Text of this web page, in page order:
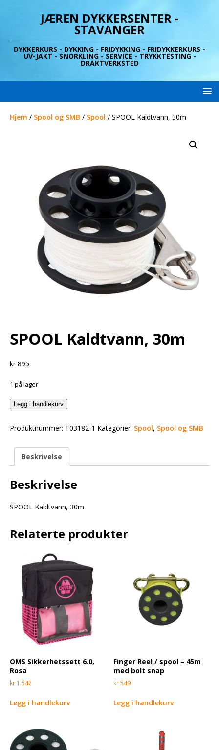
JÆREN DYKKERSENTER -
STAVANGER
DYKKERKURS - DYKKING - FRIDYKKING - FRIDYKKERKURS -
UV-JAKT - SNORKLING - SERVICE - TRYKKTESTING -
DRAKTVERKSTED
Hjem / Spool og SMB / Spool / SPOOL Kaldtvann, 30m
SPOOL Kaldtvann, 30m
kr895
1 på lager
Legg i handlekurv
Produktnummer: T03182-1 Kategorier: Spool, Spool og SMB
Beskrivelse
Beskrivelse
SPOOL Kaldtvann, 30m
Relaterte produkter
OMS Sikkerhetssett 6.0,
Rosa
kr 1.547
Legg i handlekurv
Finger Reel / spool – 45m
med bolt snap
kr549
Legg i handlekurv